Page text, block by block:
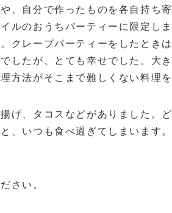
自分で作ったものを各自持ち
ルのおうちパーティーに限定し
クレープパーティーをしたとき
したが、とても幸せでした。大
法がそこまで難しくない料理
、タコスなどがありました。
、いつも食べ過ぎてしまいます
さい。